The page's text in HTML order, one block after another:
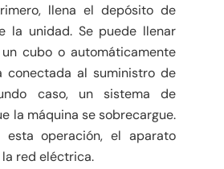
llena el depósito de
la unidad. Se puede llenar
cubo o automáticamente
conectada al suministro de
caso, un sistema de
la máquina se sobrecargue.
esta operación, el aparato
red eléctrica.